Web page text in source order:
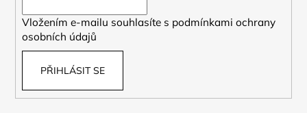
Vložením e-mailu souhlasíte s podmínkami ochrany
osobních údajů
PŘIHLÁSIT SE